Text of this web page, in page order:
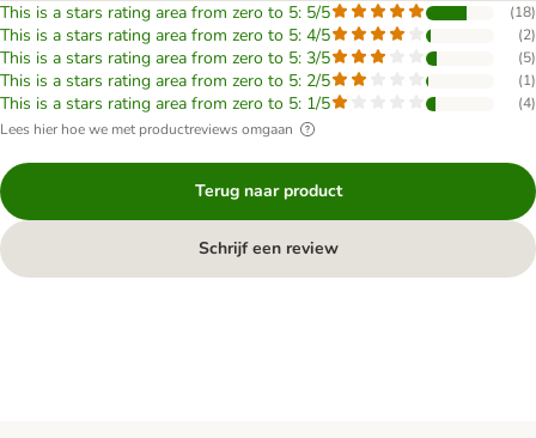
This is a stars rating area from zero to 5: 5/5 (18)
This is a stars rating area from zero to 5: 4/5 (2)
This is a stars rating area from zero to 5: 3/5 (5)
This is a stars rating area from zero to 5: 2/5 (1)
This is a stars rating area from zero to 5: 1/5 (4)
Lees hier hoe we met productreviews omgaan
Terug naar product
Schrijf een review